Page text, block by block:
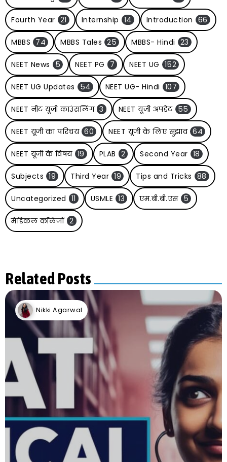
Fourth Year 21 Internship 14 Introduction 66
MBBS 74 MBBS Tales 25 MBBS- Hindi 23
NEET News 5 NEET PG 7 NEET UG 152
NEET UG Updates 54 NEET UG- Hindi 107
NEET नीट यूजी काउंसलिंग 3 NEET यूजी अपडेट 55
NEET यूजी का परिचय 60 NEET यूजी के लिए सुझाव 64
NEET यूजी के विषय 19 PLAB 2 Second Year 18
Subjects 19 Third Year 19 Tips and Tricks 88
Uncategorized 11 USMLE 13 एम.बी.बी.एस 5
मेडिकल कॉलेजों 2
Related Posts
Nikki Agarwal